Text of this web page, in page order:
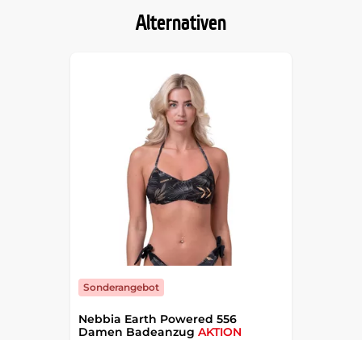
Alternativen
Nebbia Earth Powered 556
Damen BadeanzugAKTION
Sonderangebot